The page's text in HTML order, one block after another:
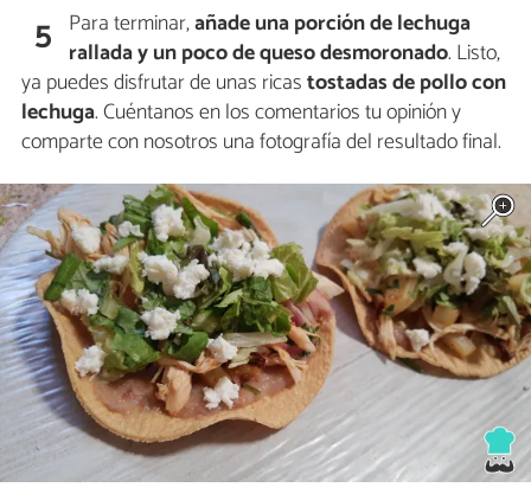
5 Para terminar,añade una porción de lechuga
rallada y un poco de queso desmoronado. Listo,
ya puedes disfrutar de unas ricastostadas de pollo con
lechuga. Cuéntanos en los comentarios tu opinión y
comparte con nosotros una fotografía del resultado final.